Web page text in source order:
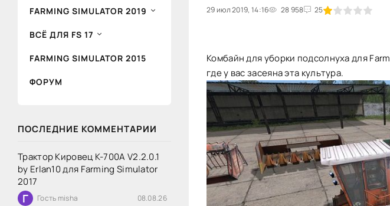
FARMING SIMULATOR 2019
ВСЁ ДЛЯ FS 17
FARMING SIMULATOR 2015
ФОРУМ
ПОСЛЕДНИЕ КОММЕНТАРИИ
Трактор Кировец К-700А V2.2.0.1
by Erlan10 для Farming Simulator
2017
Г Гость misha 08.08.26
29 июл 2019, 14:16 28 958 25
20 1 2 3 4 5
Комбайн для уборки подсолнуха для
где у вас засеяна эта культура.